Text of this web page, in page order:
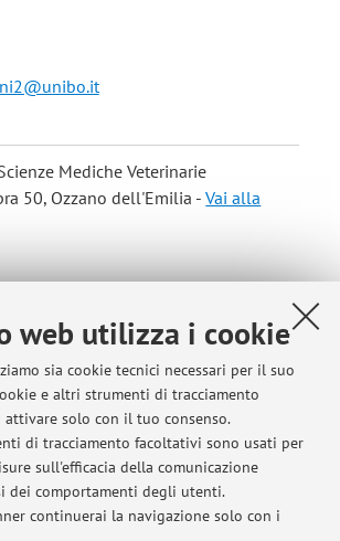
web utilizza i cookie
sia cookie tecnici necessari per il suo
e altri strumenti di tracciamento
solo con il tuo consenso.
di tracciamento facoltativi sono usati per
sull'efficacia della comunicazione
dei comportamenti degli utenti.
continuerai la navigazione solo con i
Mediche Veterinarie
50, Ozzano dell'Emilia -Vai alla
dalle 10:00 alle 12:00 presso Servizio
CLINLAB